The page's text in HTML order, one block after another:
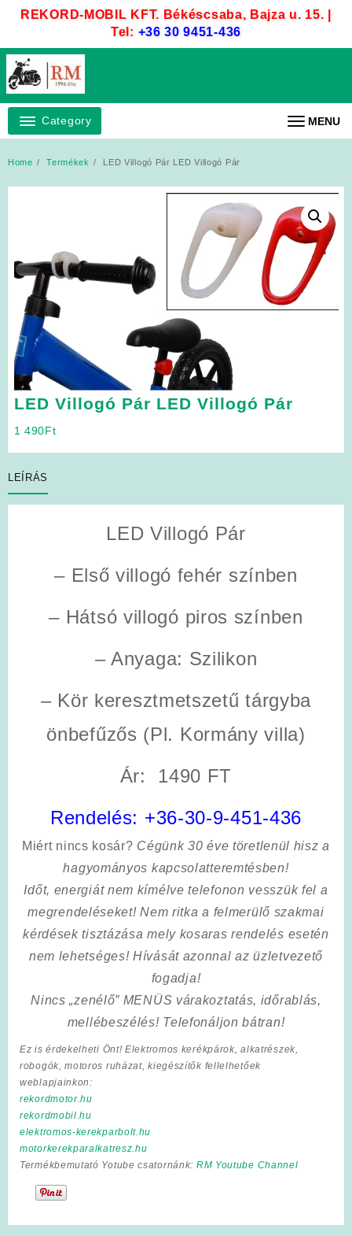
REKORD-MOBIL KFT. Békéscsaba, Bajza u. 15. |
Tel: +36 30 9451-436
Category MENU
Home Termékek LED Villogó Pár LED Villogó Pár
LED Villogó Pár LED Villogó Pár
1 490Ft
LEÍRÁS
LED Villogó Pár
– Első villogó fehér színben
– Hátsó villogó piros színben
– Anyaga: Szilikon
– Kör keresztmetszetű tárgyba
önbefűzős (Pl. Kormány villa)
Ár: 1490 FT
Rendelés: +36-30-9-451-436
Miért nincs kosár? Cégünk 30 éve töretlenül hisz a
hagyományos kapcsolatteremtésben!
Időt, energiát nem kímélvetelefonon vesszük fel a
megrendeléseket! Nem ritka a felmerülő szakmai
kérdések tisztázása mely kosaras rendelés esetén
nem lehetséges! Hívását azonnal az üzletvezető
fogadja!
Nincs „zenélő” MENÜS várakoztatás, időrablás,
mellébeszélés! Telefonáljon bátran!
Ez is érdekelheti Önt! Elektromos kerékpárok, alkatrészek,
robogók, motoros ruházat, kiegészítők fellelhetőek
weblapjainkon:
rekordmotor.hu
rekordmobil.hu
elektromos-kerekparbolt.hu
motorkerekparalkatresz.hu
Termékbemutató Yotube csatornánk: RM Youtube Channel